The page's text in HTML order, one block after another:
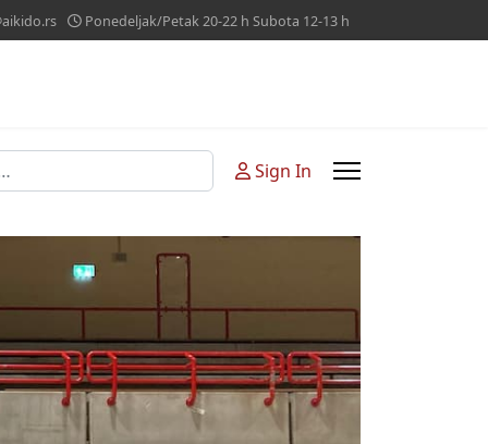
Ponedeljak/Petak 20-22 h Subota 12-13 h
Sign In